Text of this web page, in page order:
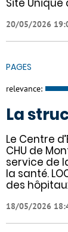
Site Unique
20/05/2026
PAGES
relevance:
La
Le Centre
CHU de
service de
la santé.
des
18/05/2026